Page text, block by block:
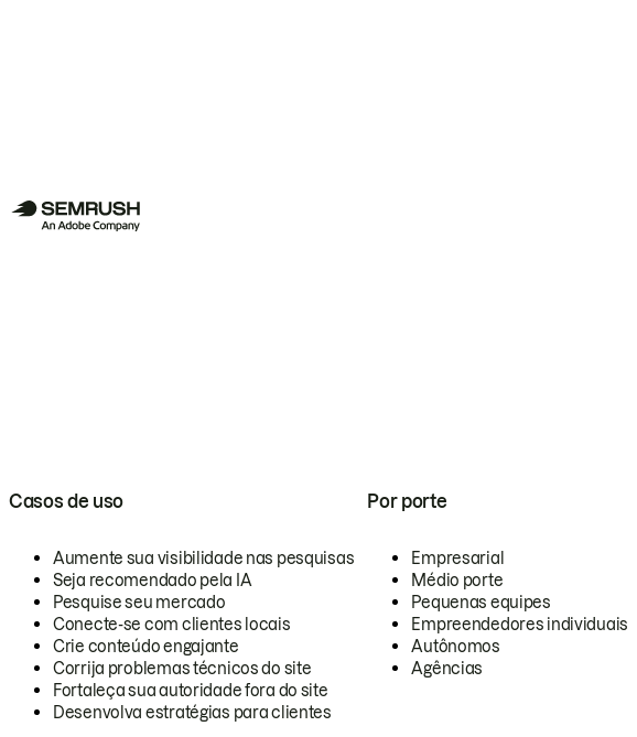
Casos de uso
Aumente sua visibilidade nas pesquisas
Seja recomendado pela IA
Pesquise seu mercado
Conecte-se com clientes locais
Crie conteúdo engajante
Corrija problemas técnicos do site
Fortaleça sua autoridade fora do site
Desenvolva estratégias para clientes
Por porte
Empresarial
Médio porte
Pequenas equipes
Empreendedores individuais
Autônomos
Agências